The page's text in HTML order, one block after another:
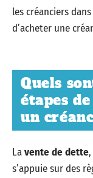
les créanciers
d’acheter une
Quels
étapes
un
Lavente de dette
s’appuie sur des